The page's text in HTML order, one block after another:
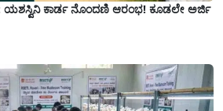
ಯಶಸ್ವಿನಿ ಕಾರ್ಡ ನೊಂದಣಿ ಆರಂಭ! ಕೂಡಲೇ ಅರ್ಜಿ